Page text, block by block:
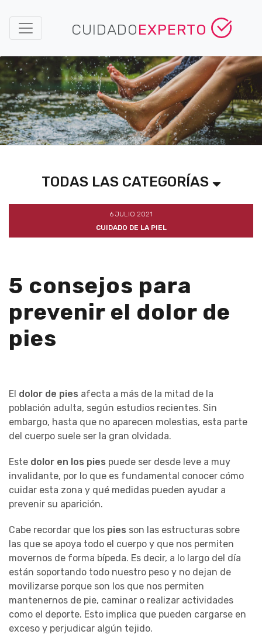
CUIDADOEXPERTO
TODAS LAS CATEGORÍAS
6 JULIO 2021
CUIDADO DE LA PIEL
5 consejos para
prevenir el dolor de
pies
El dolor de pies afecta a más de la mitad de la
población adulta, según estudios recientes. Sin
embargo, hasta que no aparecen molestias, esta parte
del cuerpo suele ser la gran olvidada.
Este dolor en los pies puede ser desde leve a muy
invalidante, por lo que es fundamental conocer cómo
cuidar esta zona y qué medidas pueden ayudar a
prevenir su aparición.
Cabe recordar que los pies son las estructuras sobre
las que se apoya todo el cuerpo y que nos permiten
movernos de forma bípeda. Es decir, a lo largo del día
están soportando todo nuestro peso y no dejan de
movilizarse porque son los que nos permiten
mantenernos de pie, caminar o realizar actividades
como el deporte. Esto implica que pueden cargarse en
exceso y perjudicar algún tejido.